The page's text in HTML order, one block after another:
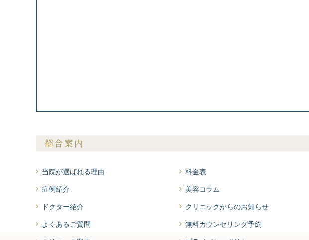
総合案内
当院が選ばれる理由
症例紹介
ドクター紹介
よくあるご質問
料金表
美容コラム
クリニックからのお知らせ
無料カウンセリング予約